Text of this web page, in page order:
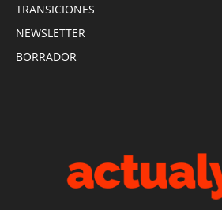
TRANSICIONES
NEWSLETTER
BORRADOR